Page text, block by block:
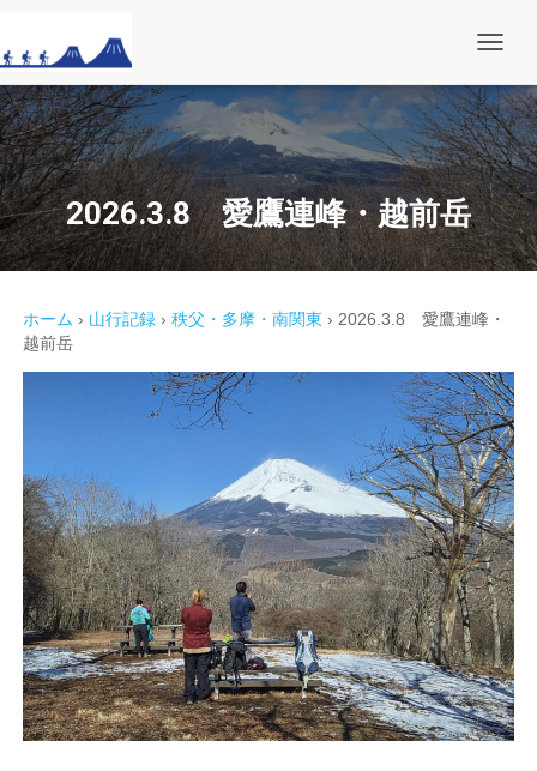
ゲ
ー
シ
ョ
ン
を
切
り
替
2026.3.8 愛鷹連峰・越前岳
ホーム › 山行記録 › 秩父・多摩・南関東 › 2026.3.8 愛鷹連峰・
越前岳